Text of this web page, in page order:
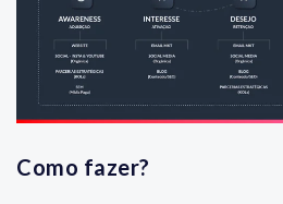
Como fazer?